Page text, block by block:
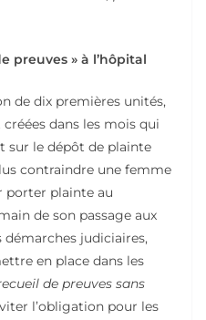
preuves » à l’hôpital
de dix premières unités,
créées dans les mois qui
sur le dépôt de plainte
contraindre une femme
porter plainte au
de son passage aux
judiciaires,
en place dans les
de preuves sans
l’obligation pour les